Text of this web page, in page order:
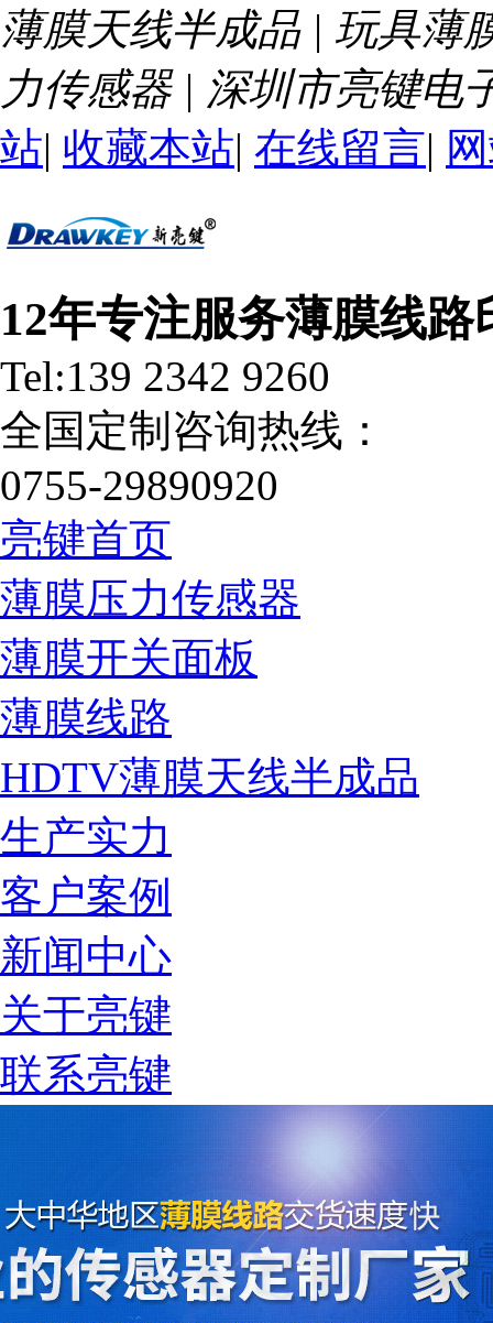
薄膜天线半成品 | 玩具薄
力传感器 | 深圳市亮键电
站| 收藏本站| 在线留言|
12年专注服务薄膜线路
Tel:139 2342 9260
全国定制咨询热线：
0755-29890920
亮键首页
薄膜压力传感器
薄膜开关面板
薄膜线路
HDTV薄膜天线半成品
生产实力
客户案例
新闻中心
关于亮键
联系亮键